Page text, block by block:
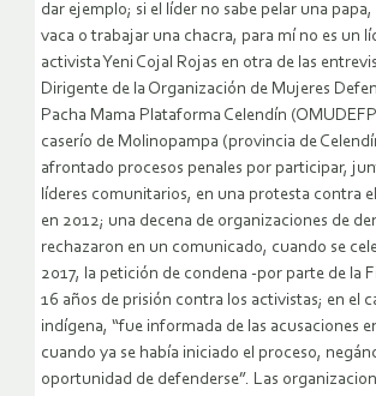
dar ejemplo; si el líder no sabe pelar una
vaca o trabajar una chacra, para mí no es un
activista Yeni Cojal Rojas en otra de las
Dirigente de la Organización de Mujeres
Pacha Mama Plataforma Celendín
caserío de Molinopampa (provincia de
afrontado procesos penales por participar,
líderes comunitarios, en una protesta contra
en 2012; una decena de organizaciones de
rechazaron en un comunicado, cuando se
2017, la petición de condena -por parte de la
16 años de prisión contra los activistas; en el
indígena, “fue informada de las acusaciones
cuando ya se había iniciado el proceso,
oportunidad de defenderse”. Las